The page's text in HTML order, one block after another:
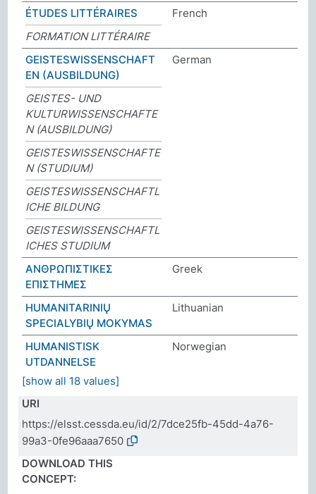
ÉTUDES LITTÉRAIRES
French
FORMATION LITTÉRAIRE
GEISTESWISSENSCHAFT
EN (AUSBILDUNG)
German
GEISTES- UND
KULTURWISSENSCHAFTE
N (AUSBILDUNG)
GEISTESWISSENSCHAFTE
N (STUDIUM)
GEISTESWISSENSCHAFTL
ICHE BILDUNG
GEISTESWISSENSCHAFTL
ICHES STUDIUM
ΑΝΘΡΩΠΙΣΤΙΚΕΣ
ΕΠΙΣΤΗΜΕΣ
Greek
HUMANITARINIŲ
SPECIALYBIŲ MOKYMAS
Lithuanian
HUMANISTISK
UTDANNELSE
Norwegian
[show all 18 values]
URI
https://elsst.cessda.eu/id/2/7dce25fb-45dd-4a76-
99a3-0fe96aaa7650
DOWNLOAD THIS
CONCEPT: